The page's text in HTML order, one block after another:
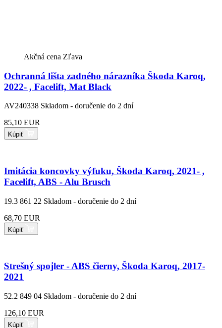
Akčná cena Zľava
Ochranná lišta zadného nárazníka Škoda Karoq,
2022- , Facelift, Mat Black
AV240338 Skladom - doručenie do 2 dní
85,10 EUR
Kúpiť
Imitácia koncovky výfuku, Škoda Karoq, 2021- ,
Facelift, ABS - Alu Brusch
19.3 861 22 Skladom - doručenie do 2 dní
68,70 EUR
Kúpiť
Strešný spojler - ABS čierny, Škoda Karoq, 2017-
2021
52.2 849 04 Skladom - doručenie do 2 dní
126,10 EUR
Kúpiť